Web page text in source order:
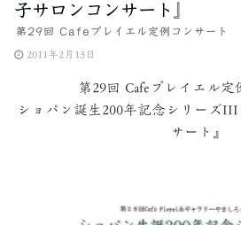
子サロンコンサート』
第29回 Cafeプレイエル定例コンサート
2011年2月13日
第29回 Cafeプレイエル定
ショパン誕生200年記念シリーズ
サート』